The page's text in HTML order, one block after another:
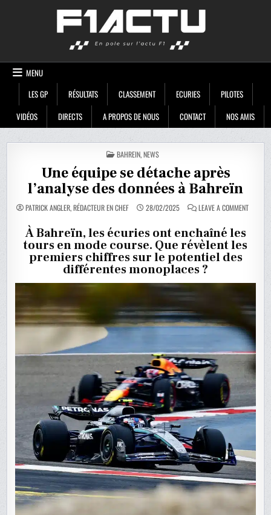
MENU
LES GP
RÉSULTATS CLASSEMENT ECURIES
PILOTES
VIDÉOS
DIRECTS A PROPOS DE NOUS CONTACT NOS AMIS
POSTED
IN
BAHREIN,NEWS
Une équipe se détache après
l’analyse des données à Bahreïn
PATRICK ANGLER, RÉDACTEUR EN CHEF 28/02/2025 LEAVE A COMMENTON
À Bahreïn, les écuries ont enchaîné les
tours en mode course. Que révèlent les
premiers chiffres sur le potentiel des
différentes monoplaces ?